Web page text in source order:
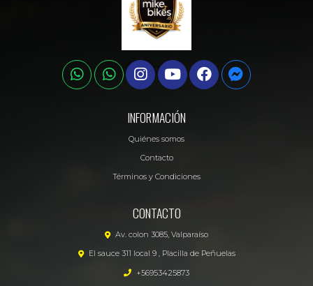
INFORMACIÓN
Quiénes somos
Contacto
Términos y Condiciones
CONTACTO
Av. colon 3085, Valparaíso
El sauce 311 local 9 , Placilla de Peñuelas
+56953425873